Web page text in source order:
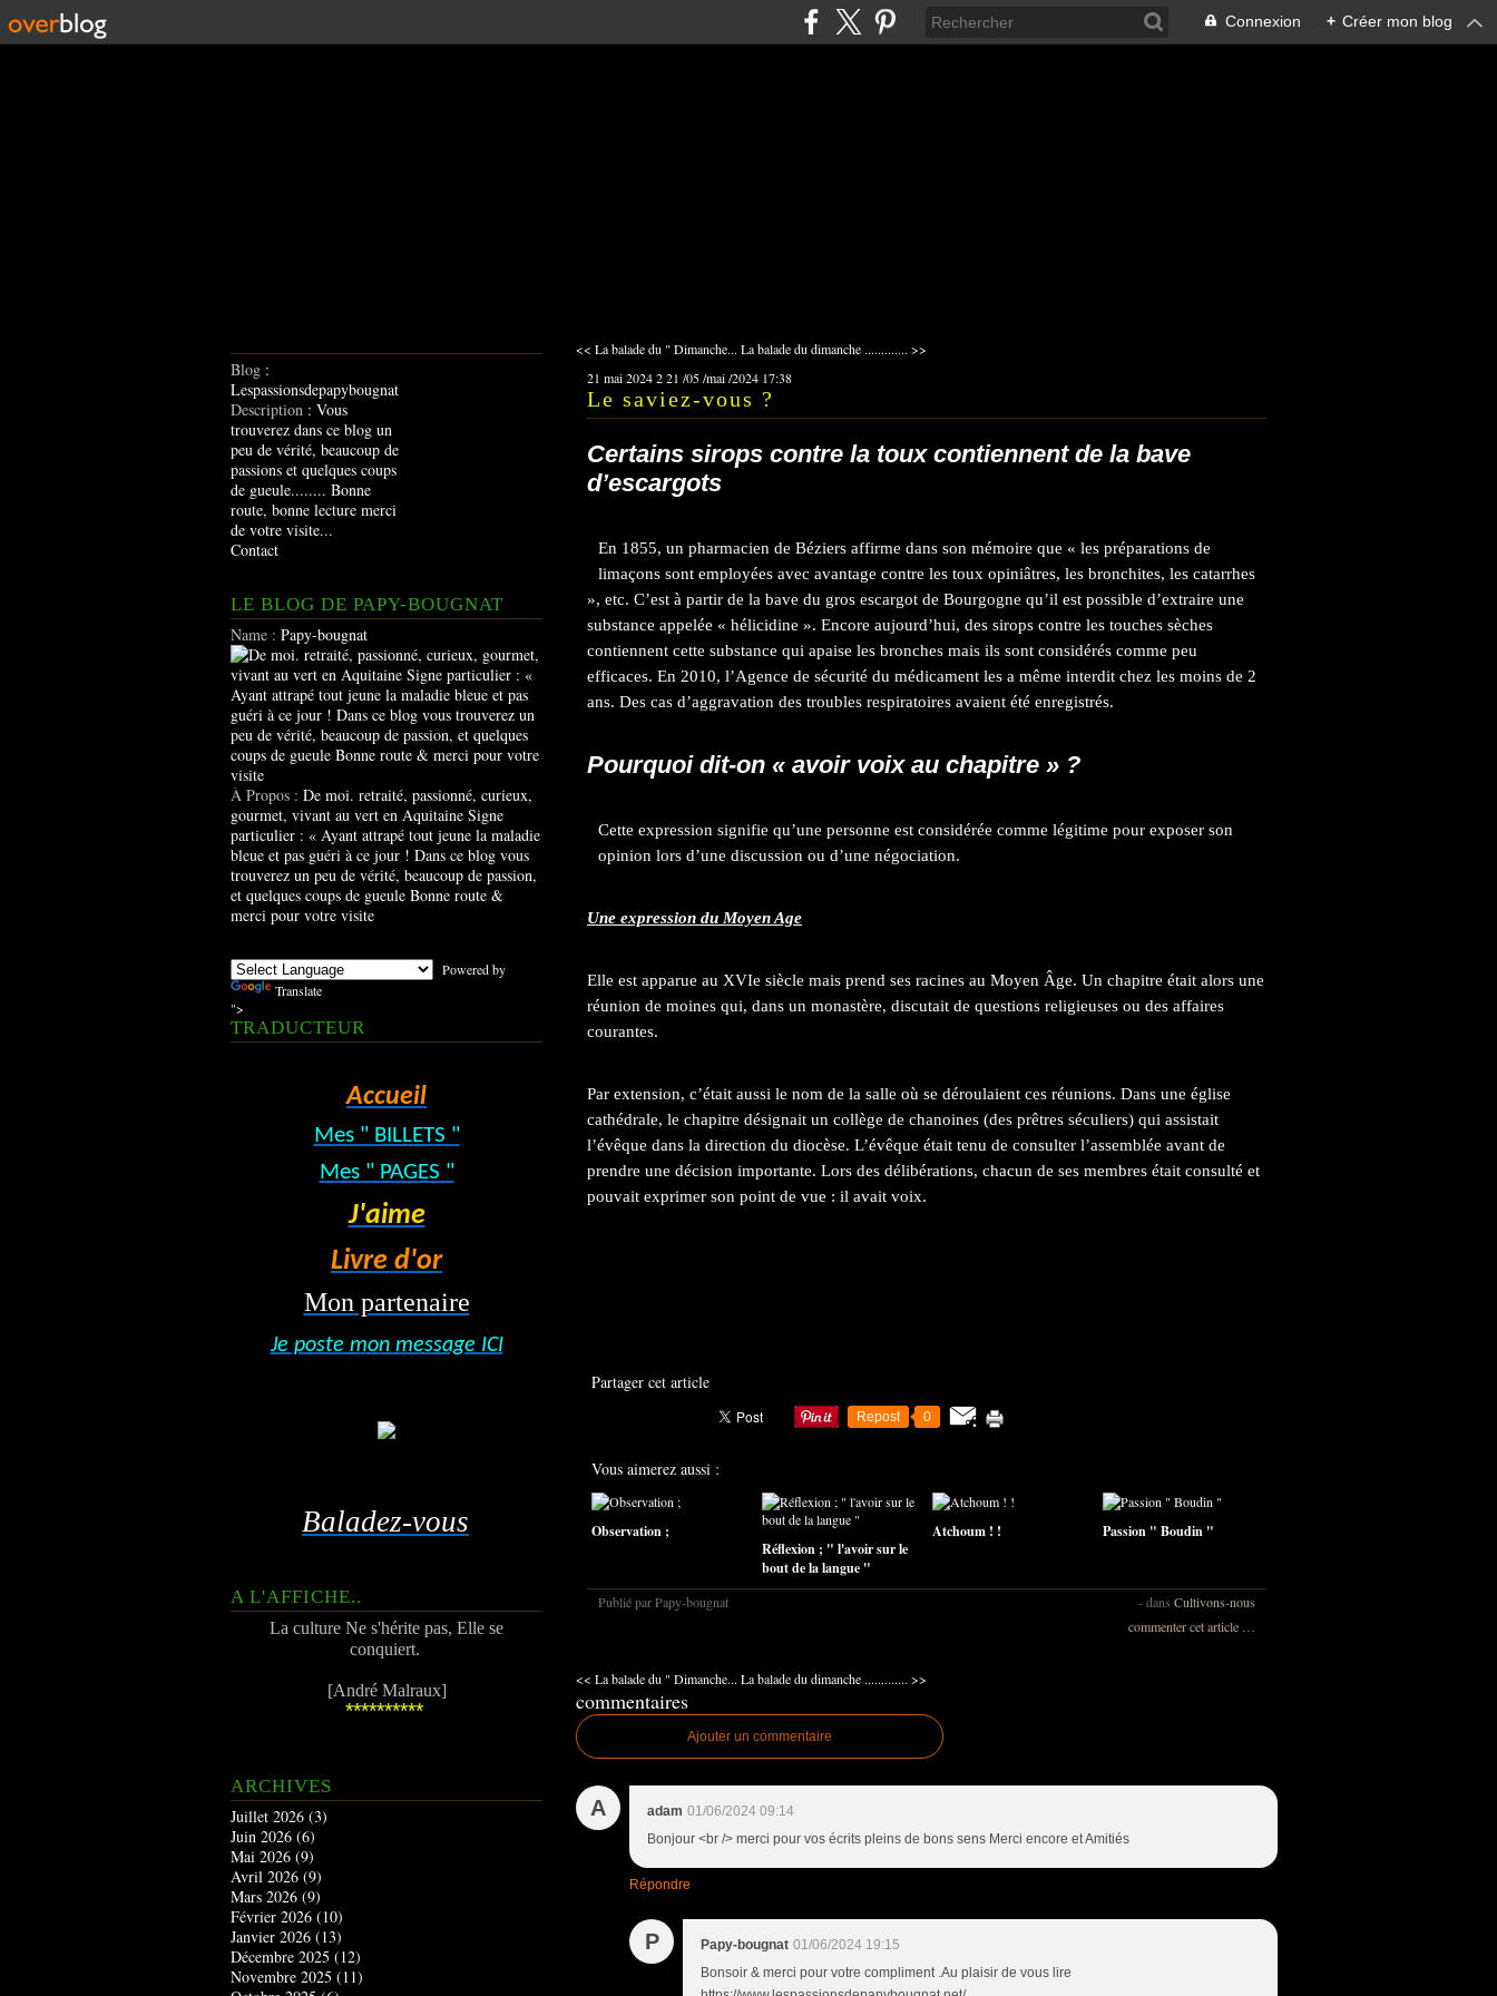
Connexion + Créer mon blog
Blog :
Lespassionsdepapybougnat
Description : Vous
trouverez dans ce blog un
peu de vérité, beaucoup de
passions et quelques coups
de gueule........ Bonne
route, bonne lecture merci
de votre visite...
Contact
LE BLOG DE PAPY-BOUGNAT
Name : Papy-bougnat
À Propos : De moi. retraité, passionné, curieux,
gourmet, vivant au vert en Aquitaine Signe
particulier : « Ayant attrapé tout jeune la maladie
bleue et pas guéri à ce jour ! Dans ce blog vous
trouverez un peu de vérité, beaucoup de passion,
et quelques coups de gueule Bonne route &
merci pour votre visite
Powered by
Translate
">
TRADUCTEUR
Accueil
Mes " BILLETS "
Mes " PAGES "
J'aime
Livre d'or
Mon partenaire
Je poste mon message ICI
Baladez-vous
A L'AFFICHE..
La culture Ne s'hérite pas, Elle se
conquiert.
[André Malraux]
**********
ARCHIVES
Juillet 2026 (3)
Juin 2026 (6)
Mai 2026 (9)
Avril 2026 (9)
Mars 2026 (9)
Février 2026 (10)
Janvier 2026 (13)
Décembre 2025 (12)
Novembre 2025 (11)
<< La balade du " Dimanche... La balade du dimanche ............. >>
21 mai 2024221 /05/mai/2024 17:38
Le saviez-vous ?
Certains sirops contre la toux contiennent de la bave
d’escargots
En 1855, un pharmacien de Béziers affirme dans son mémoire que « les préparations de
limaçons sont employées avec avantage contre les toux opiniâtres, les bronchites, les catarrhes
», etc. C’est à partir de la bave du gros escargot de Bourgogne qu’il est possible d’extraire une
substance appelée « hélicidine ». Encore aujourd’hui, des sirops contre les touches sèches
contiennent cette substance qui apaise les bronches mais ils sont considérés comme peu
efficaces. En 2010, l’Agence de sécurité du médicament les a même interdit chez les moins de 2
ans. Des cas d’aggravation des troubles respiratoires avaient été enregistrés.
Pourquoi dit-on « avoir voix au chapitre » ?
Cette expression signifie qu’une personne est considérée comme légitime pour exposer son
opinion lors d’une discussion ou d’une négociation.
Une expression du Moyen Age
Elle est apparue au XVIe siècle mais prend ses racines au Moyen Âge. Un chapitre était alors une
réunion de moines qui, dans un monastère, discutait de questions religieuses ou des affaires
courantes.
Par extension, c’était aussi le nom de la salle où se déroulaient ces réunions. Dans une église
cathédrale, le chapitre désignait un collège de chanoines (des prêtres séculiers) qui assistait
l’évêque dans la direction du diocèse. L’évêque était tenu de consulter l’assemblée avant de
prendre une décision importante. Lors des délibérations, chacun de ses membres était consulté et
pouvait exprimer son point de vue : il avait voix.
Partager cet article
Repost 0
Vous aimerez aussi :
Observation ;
Réflexion ; " l'avoir sur le
bout de la langue "
Atchoum ! ! Passion " Boudin "
Publié par Papy-bougnat -dans Cultivons-nous
commenter cet article
<< La balade du " Dimanche... La balade du dimanche ............. >>
commentaires
Ajouter un commentaire
A adam 01/06/2024 09:14
Bonjour <br /> merci pour vos écrits pleins de bons sens Merci encore et Amitiés
Répondre
P Papy-bougnat 01/06/2024 19:15
Bonsoir & merci pour votre compliment .Au plaisir de vous lire